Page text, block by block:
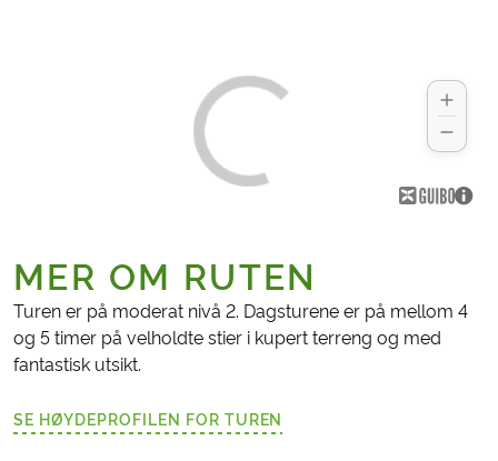
MER OM RUTEN
Turen er på moderat nivå 2. Dagsturene er på mellom 4
og 5 timer på velholdte stier i kupert terreng og med
fantastisk utsikt.
SE HØYDEPROFILEN FOR TUREN